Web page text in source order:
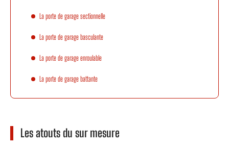
La porte de garage sectionnelle
La porte de garage basculante
La porte de garage enroulable
La porte de garage battante
Les atouts du sur mesure